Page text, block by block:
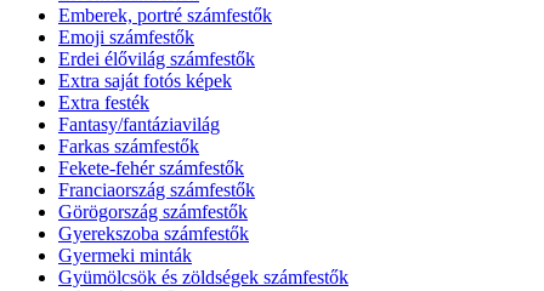
Emberek, portré számfestők
Emoji számfestők
Erdei élővilág számfestők
Extra saját fotós képek
Extra festék
Fantasy/fantáziavilág
Farkas számfestők
Fekete-fehér számfestők
Franciaország számfestők
Görögország számfestők
Gyerekszoba számfestők
Gyermeki minták
Gyümölcsök és zöldségek számfestők